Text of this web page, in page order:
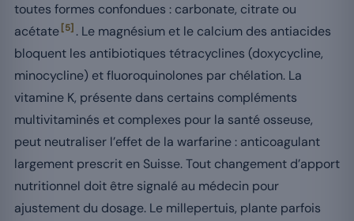
toutes formes confondues : carbonate, citrate ou
acétate[5] . Le magnésium et le calcium des antiacides
bloquent les antibiotiques tétracyclines (doxycycline,
minocycline) et fluoroquinolones par chélation. La
vitamine K, présente dans certains compléments
multivitaminés et complexes pour la santé osseuse,
peut neutraliser l’effet de la warfarine : anticoagulant
largement prescrit en Suisse. Tout changement d’apport
nutritionnel doit être signalé au médecin pour
ajustement du dosage. Le millepertuis, plante parfois